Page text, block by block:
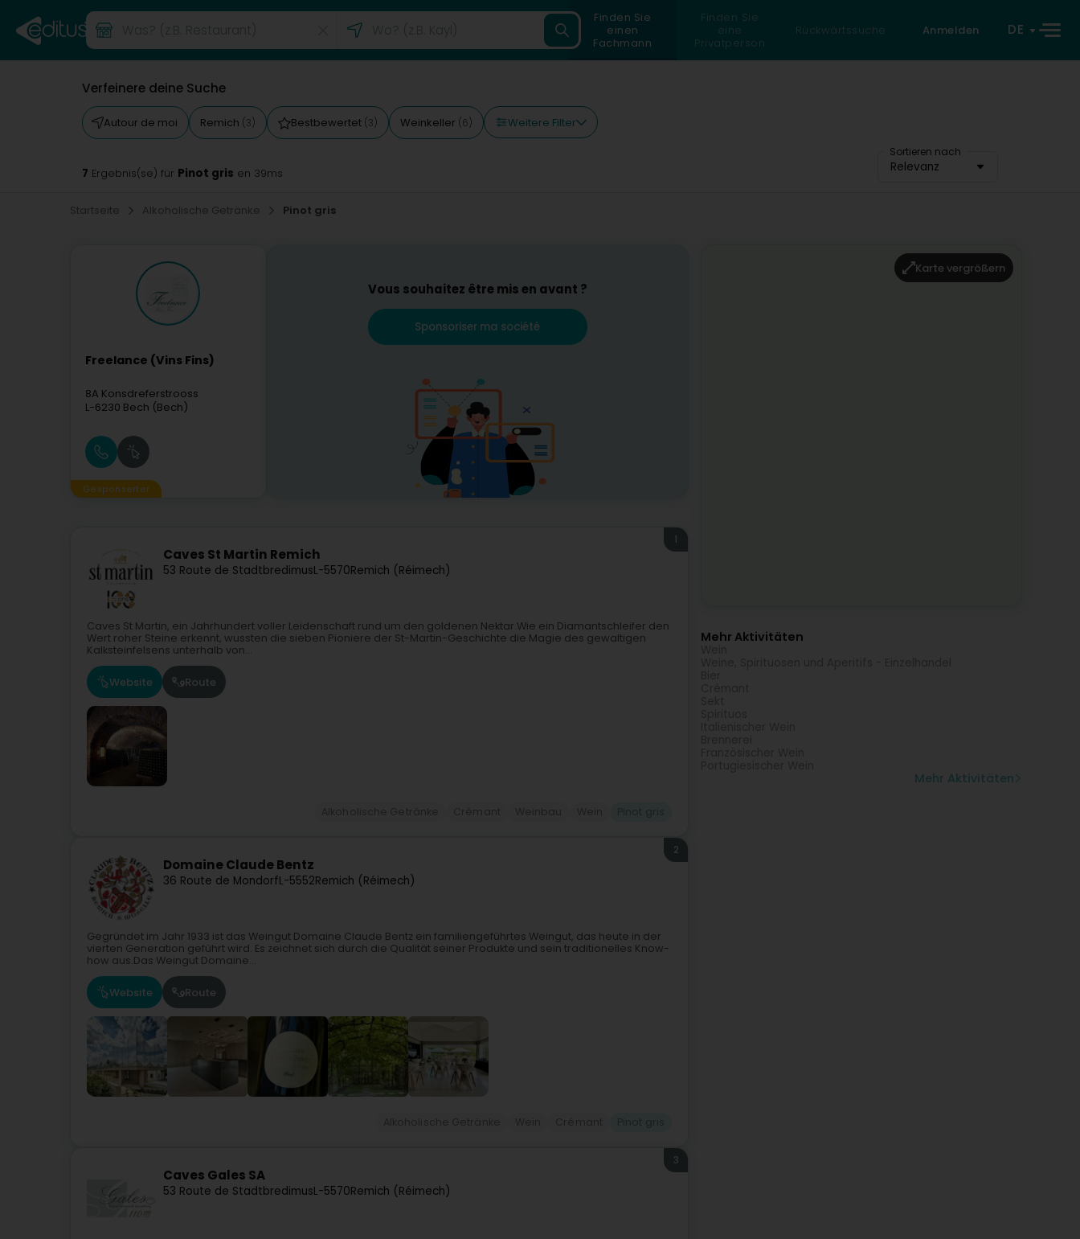
Finden Sie
einen
Fachmann
Finden Sie
eine
Privatperson
Rückwärtssuche Anmelden DE
Verfeinere deine Suche
Autour de moi Remich (3) Bestbewertet (3) Weinkeller (6) Weitere Filter
Sortieren nach
Relevanz
7 Ergebnis(se) für Pinot gris en 39ms
Startseite Alkoholische Getränke Pinot gris
Freelance (Vins Fins)
8A Konsdreferstrooss
L-6230 Bech (Bech)
Gesponserter
Vous souhaitez être mis en avant ?
Sponsoriser ma société
Caves St Martin Remich
53 Route de StadtbredimusL-5570Remich (Réimech)
1
Caves St Martin, ein Jahrhundert voller Leidenschaft rund um den goldenen Nektar.Wie ein Diamantschleifer den
Wert roher Steine erkennt, wussten die sieben Pioniere der St-Martin-Geschichte die Magie des gewaltigen
Kalksteinfelsens unterhalb von...
Website Route
Domaine Claude Bentz
36 Route de MondorfL-5552Remich (Réimech)
2
Gegründet im Jahr 1933 ist das Weingut Domaine Claude Bentz ein familiengeführtes Weingut, das heute in der
vierten Generation geführt wird. Es zeichnet sich durch die Qualität seiner Produkte und sein traditionelles Know-
how aus.Das Weingut Domaine...
Website Route
Caves Gales SA
53 Route de StadtbredimusL-5570Remich (Réimech)
3
Karte vergrößern
Mehr Aktivitäten
Mehr Aktivitäten